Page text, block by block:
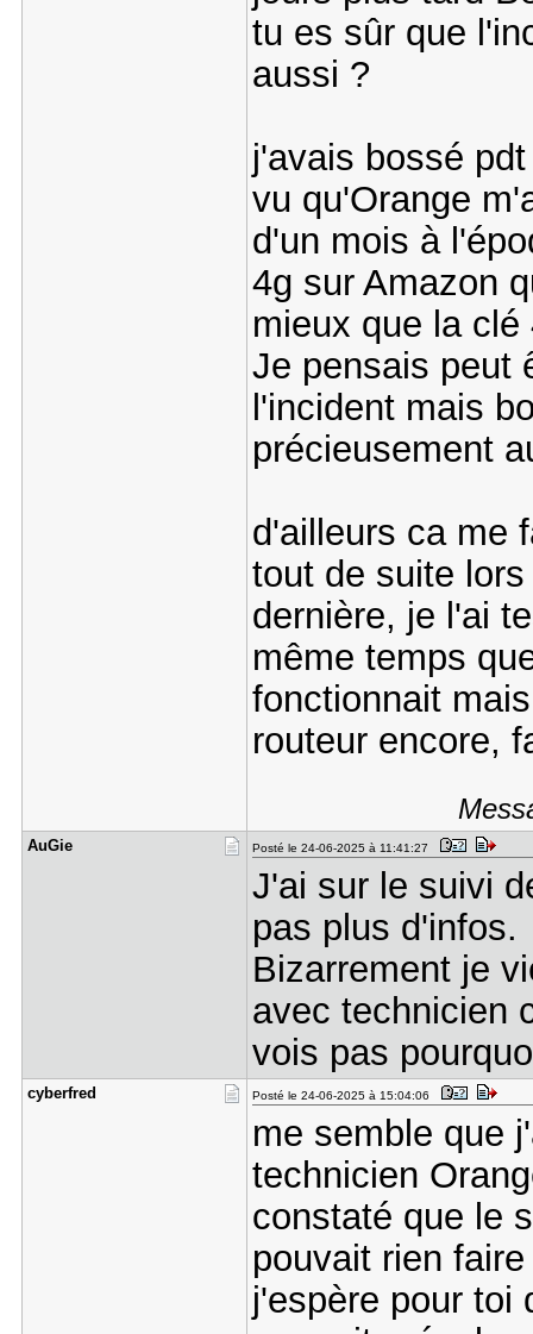
tu es sûr que
aussi ?
j'avais bossé
vu qu'Orange
d'un mois à
4g sur Amazon
mieux que la clé
Je pensais peut
l'incident mais
précieusement
d'ailleurs ca me
tout de suite
dernière, je l'ai
même temps
fonctionnait
routeur encore,
AuGie Posté le 24-06-2025 à 11:41:27
J'ai sur le suivi
pas plus d'infos.
Bizarrement je
avec technicien
vois pas
cyberfred Posté le 24-06-2025 à 15:04:06
me semble que
technicien
constaté que le
pouvait rien
j'espère pour toi